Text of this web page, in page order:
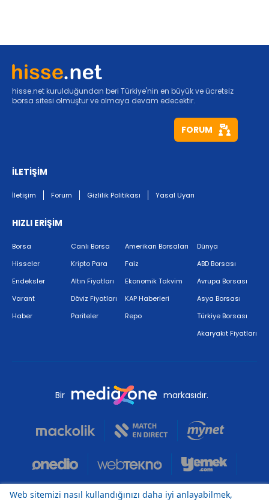
hisse.net kurulduğundan beri Türkiye'nin en büyük ve ücretsiz
borsa sitesi olmuştur ve olmaya devam edecektir.
FORUM
İLETİŞİM
İletişim Forum Gizlilik Politikası Yasal Uyarı
HIZLI ERİŞİM
Borsa
Hisseler
Endeksler
Varant
Haber
Canlı Borsa
Kripto Para
Altın Fiyatları
Döviz Fiyatları
Pariteler
Amerikan Borsaları
Faiz
Ekonomik Takvim
KAP Haberleri
Repo
Dünya
ABD Borsası
Avrupa Borsası
Asya Borsası
Türkiye Borsası
Akaryakıt Fiyatları
Bir markasıdır.